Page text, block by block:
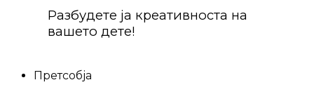
Разбудете ја креативноста на
вашето дете!
Претсобја